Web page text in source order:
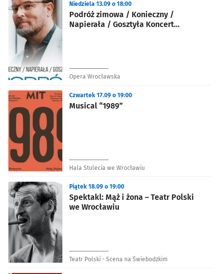
Podróż zimowa / Konieczny /
Napierała / Gosztyła Koncert
Niedziela 13.09 o 18:00
Opera Wrocławska
Musical “1989”
Czwartek 17.09 o 19:00
Hala Stulecia we Wrocławiu
Spektakl: Mąż i żona – Teatr Polski
we Wrocławiu
Piątek 18.09 o 19:00
Teatr Polski - Scena na Świebodzkim